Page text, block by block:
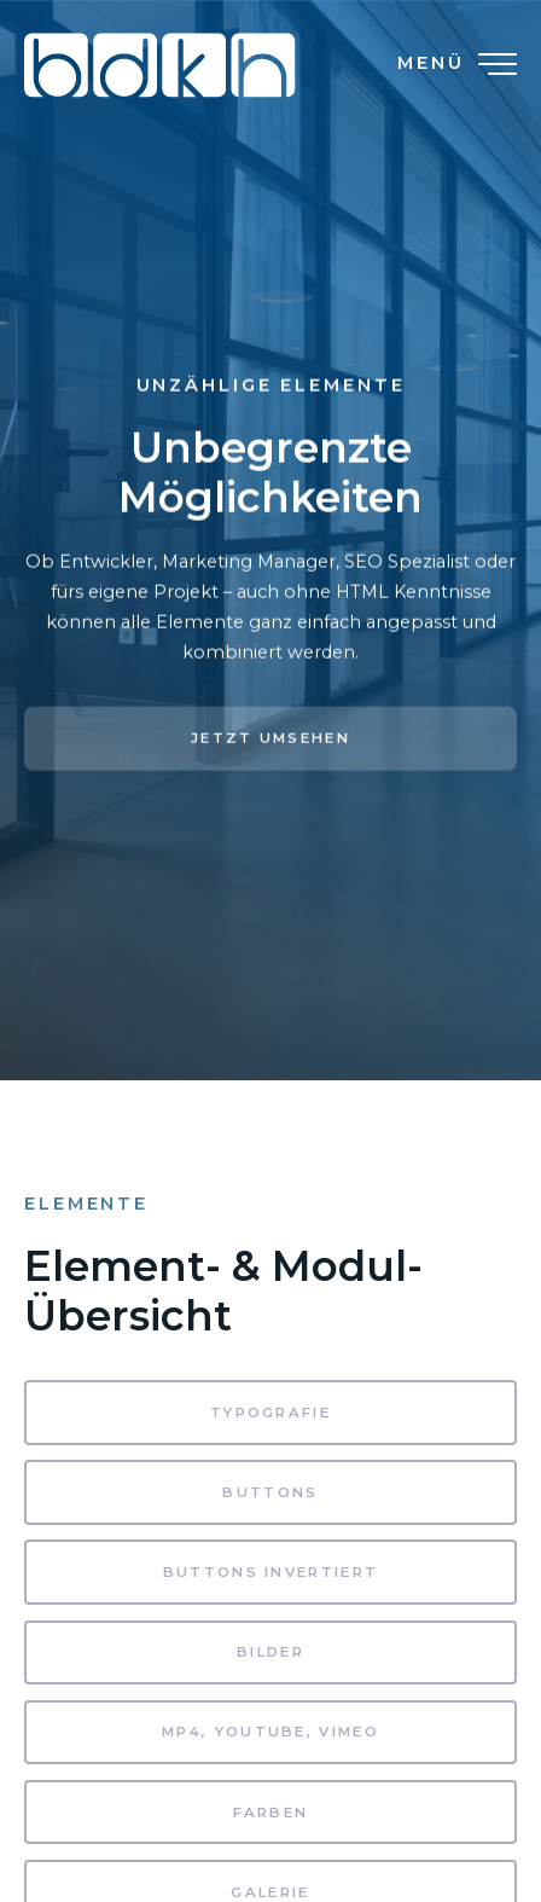
MENÜ
UNZÄHLIGE ELEMENTE
Unbegrenzte
Möglichkeiten
Ob Entwickler, Marketing Manager, SEO Spezialist oder
fürs eigene Projekt – auch ohne HTML Kenntnisse
können alle Elemente ganz einfach angepasst und
kombiniert werden.
JETZT UMSEHEN
ELEMENTE
Element- & Modul-
Übersicht
TYPOGRAFIE
BUTTONS
BUTTONS INVERTIERT
BILDER
MP4, YOUTUBE, VIMEO
FARBEN
GALERIE